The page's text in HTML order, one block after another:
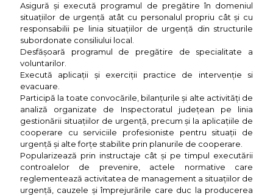
Asigură şi execută programul de pregătire în domeniul
situaţiilor de urgenţă atât cu personalul propriu cât şi cu
responsabilii pe linia situaţiilor de urgenţă din structurile
subordonate consiliului local.
Desfăşoară programul de pregătire de specialitate a
voluntarilor.
Execută aplicaţii şi exerciţii practice de intervenţie si
evacuare.
Participă la toate convocările, bilanţurile și alte activităţi de
analiză organizate de Inspectoratul judeţean pe linia
gestionării situaţiilor de urgenţă, precum şi la aplicaţiile de
cooperare cu serviciile profesioniste pentru situaţii de
urgenţă şi alte forţe stabilite prin planurile de cooperare.
Popularizează prin instructaje cât şi pe timpul executării
controalelor de prevenire, actele normative care
reglementează activitatea de management a situaţiilor de
urgenţă, cauzele şi împrejurările care duc la producerea